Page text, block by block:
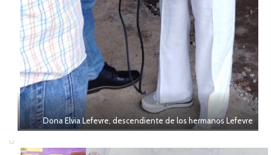
Dona Elvia Lefevre, descendiente de los hermanos Lefevre